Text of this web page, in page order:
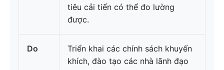
tiêu cải tiến có thể đo lường
được.
Do
Triển khai các chính sách khuyến
khích, đào tạo các nhà lãnh đạo